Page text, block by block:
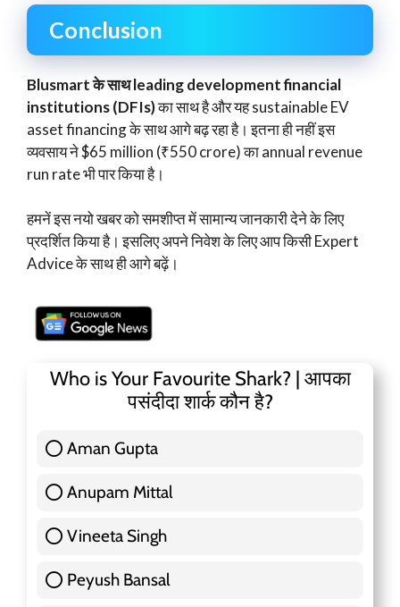
Conclusion
Blusmart के साथ leading development financial
institutions (DFIs)का साथ है और यह sustainable EV
asset financing के साथ आगे बढ़ रहा है। इतना ही नहीं इस
व्यवसाय ने $65 million (₹550 crore) का annual revenue
run rate भी पार किया है।
हमनें इस नयो खबर को समशीप्त में सामान्य जानकारी देने के लिए
प्रदर्शित किया है। इसलिए अपने निवेश के लिए आप किसी Expert
Advice के साथ ही आगे बढ़ें।
Who is Your Favourite Shark? | आपका
पसंदीदा शार्क कौन है?
Aman Gupta
Anupam Mittal
Vineeta Singh
Peyush Bansal